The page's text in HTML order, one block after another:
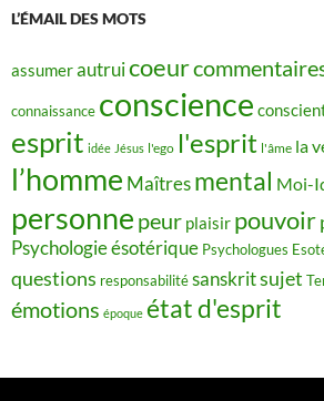
L’ÉMAIL DES MOTS
assumerautruicoeur
connaissance conscience
esprit idée Jésus l'ego l'esprit l'âme la
l’homme Maîtres mental Moi-
personne peur plaisir pouvoir
Psychologie ésotérique Psychologues
questions responsabilitésanskritsujet
émotions époque état d'esprit